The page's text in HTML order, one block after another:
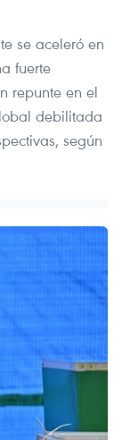
se aceleró en
fuerte
repunte en el
debilitada
según